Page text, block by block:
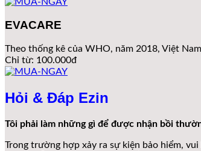
EVACARE
Theo thống kê của WHO, năm 2018, Việt
Chỉ từ: 100.000đ
Hỏi & Đáp Ezin
Tôi phải làm những gì để được nhận bồi
Trong trường hợp xảy ra sự kiện bảo hiểm,